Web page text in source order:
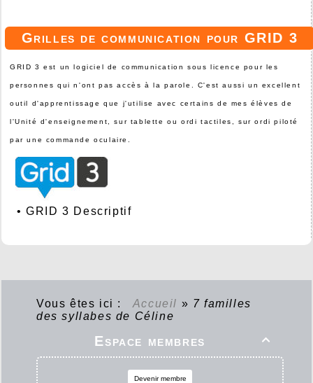
Grilles de communication pour GRID 3
GRID 3 est un logiciel de communication sous licence pour les
personnes qui n'ont pas accès à la parole. C'est aussi un excellent
outil d'apprentissage que j'utilise avec certains de mes élèves de
l'Unité d'enseignement, sur tablette ou ordi tactiles, sur ordi piloté
par une commande oculaire.
•GRID 3 Descriptif
Vous êtes ici : Accueil » 7 familles
des syllabes de Céline

Espace membres
Devenir membre